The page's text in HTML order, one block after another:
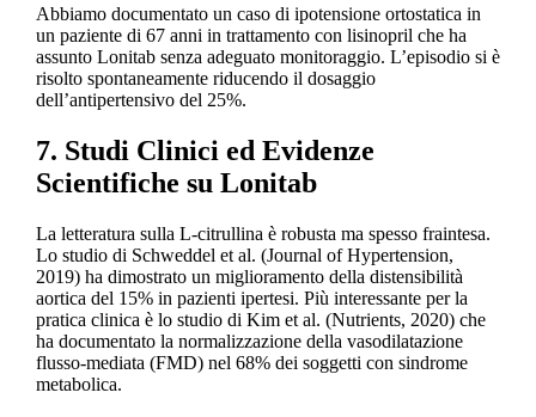
Abbiamo documentato un caso di ipotensione ortostatica in
un paziente di 67 anni in trattamento con lisinopril che ha
assunto Lonitab senza adeguato monitoraggio. L’episodio si è
risolto spontaneamente riducendo il dosaggio
dell’antipertensivo del 25%.
7. Studi Clinici ed Evidenze
Scientifiche su Lonitab
La letteratura sulla L-citrullina è robusta ma spesso fraintesa.
Lo studio di Schweddel et al. (Journal of Hypertension,
2019) ha dimostrato un miglioramento della distensibilità
aortica del 15% in pazienti ipertesi. Più interessante per la
pratica clinica è lo studio di Kim et al. (Nutrients, 2020) che
ha documentato la normalizzazione della vasodilatazione
flusso-mediata (FMD) nel 68% dei soggetti con sindrome
metabolica.